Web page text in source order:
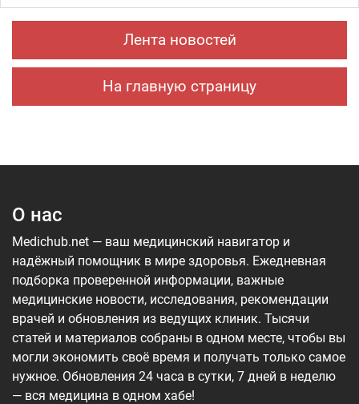
Лента новостей
На главную страницу
О нас
Medichub.net — ваш медицинский навигатор и
надёжный помощник в мире здоровья. Ежедневная
подборка проверенной информации, важные
медицинские новости, исследования, рекомендации
врачей и обновления из ведущих клиник. Тысячи
статей и материалов собраны в одном месте, чтобы вы
могли экономить своё время и получать только самое
нужное. Обновления 24 часа в сутки, 7 дней в неделю
— вся медицина в одном хабе!